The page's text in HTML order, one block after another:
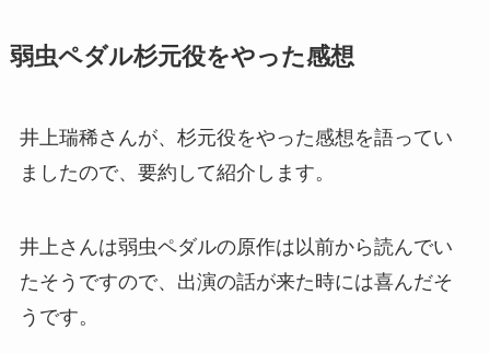
弱虫ペダル杉元役をやった感想
井上瑞稀さんが、杉元役をやった感想を語ってい
ましたので、要約して紹介します。
井上さんは弱虫ペダルの原作は以前から読んでい
たそうですので、出演の話が来た時には喜んだそ
うです。